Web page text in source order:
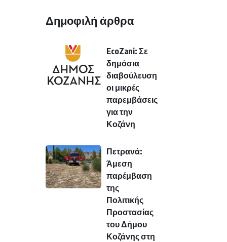
Δημοφιλή άρθρα
EcoZani: Σε
δημόσια
διαβούλευση
οι μικρές
παρεμβάσεις
για την
Κοζάνη
Πετρανά:
Άμεση
παρέμβαση
της
Πολιτικής
Προστασίας
του Δήμου
Κοζάνης στη